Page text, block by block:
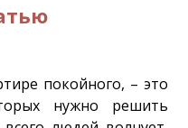
покойного, – это
нужно решить